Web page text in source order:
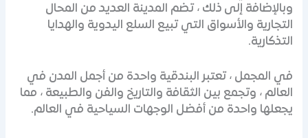
وبالإضافة إلى ذلك ، تضم المدينة العديد من المحال
التجارية والأسواق التي تبيع السلع اليدوية والهدايا
التذكارية.
في المجمل ، تعتبر البندقية واحدة من أجمل المدن في
العالم ، وتجمع بين الثقافة والتاريخ والفن والطبيعة ، مما
يجعلها واحدة من أفضل الوجهات السياحية في العالم.